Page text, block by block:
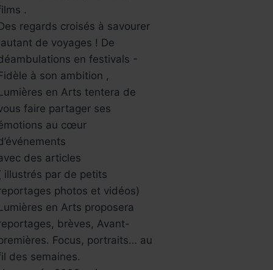
.
regards croisés à savourer
de voyages ! De
en festivals -
à son ambition ,
en Arts tentera de
faire partager ses
au cœur
des articles
illustrés par de petits
photos et vidéos)
en Arts proposera
brèves, Avant-
Focus, portraits… au
des semaines.